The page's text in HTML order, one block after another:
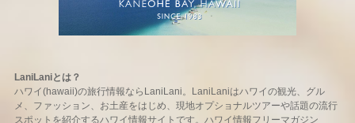
LaniLaniとは？
ハワイ(hawaii)の旅行情報ならLaniLani。LaniLaniはハワイの観光、グル
メ、ファッション、お土産をはじめ、現地オプショナルツアーや話題の流行
スポットを紹介するハワイ情報サイトです。ハワイ情報フリーマガジン